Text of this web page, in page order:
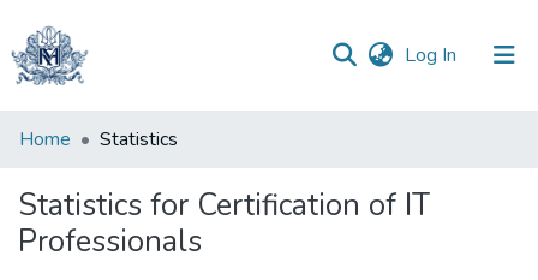
Log In (current)
Communities
Collections
All of DSpace
Home Statistics
Statistics for Certification of IT
Professionals